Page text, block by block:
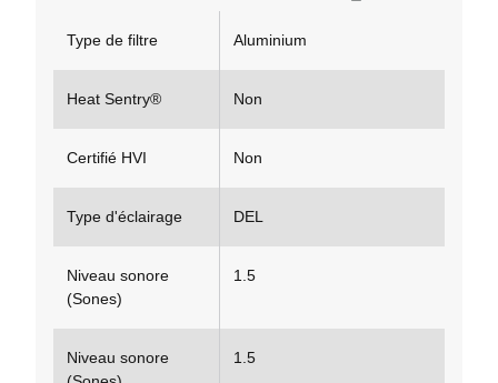
Type de filtre Aluminium
Heat Sentry® Non
Certifié HVI Non
Type d'éclairage DEL
Niveau sonore
(Sones)
1.5
Niveau sonore
1.5